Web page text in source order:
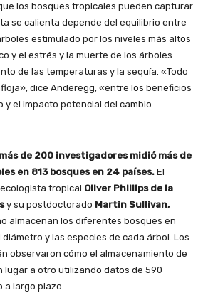
los bosques tropicales pueden capturar
se calienta depende del equilibrio entre
estimulado por los niveles más altos
y el estrés y la muerte de los árboles
de las temperaturas y la sequía. «Todo
dice Anderegg, «entre los beneficios
y el impacto potencial del cambio
de 200 investigadores midió más de
en 813 bosques en 24 países. El
tropical Oliver Phillips de la
y su postdoctorado Martin Sullivan,
almacenan los diferentes bosques en
y las especies de cada árbol. Los
observaron cómo el almacenamiento de
lugar a otro utilizando datos de 590
a largo plazo.